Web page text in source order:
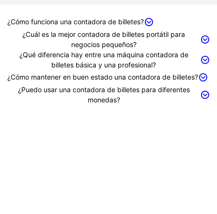
¿Cómo funciona una contadora de billetes?
¿Cuál es la mejor contadora de billetes portátil para
negocios pequeños?
¿Qué diferencia hay entre una máquina contadora de
billetes básica y una profesional?
¿Cómo mantener en buen estado una contadora de billetes?
¿Puedo usar una contadora de billetes para diferentes
monedas?